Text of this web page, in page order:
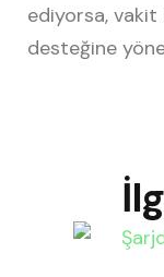
ediyorsa,
desteğine